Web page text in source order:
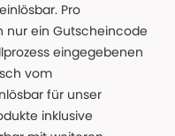
Pro
nur ein Gutscheincode
eingegebenen
vom
für unser
inklusive